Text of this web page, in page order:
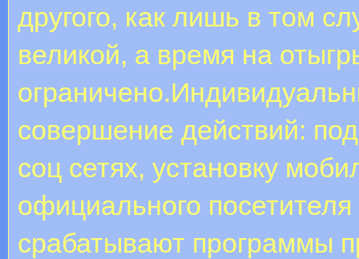
другого, как лишь в том
великой, а время на
совершение действий:
соц сетях, установку
официального
срабатывают программы